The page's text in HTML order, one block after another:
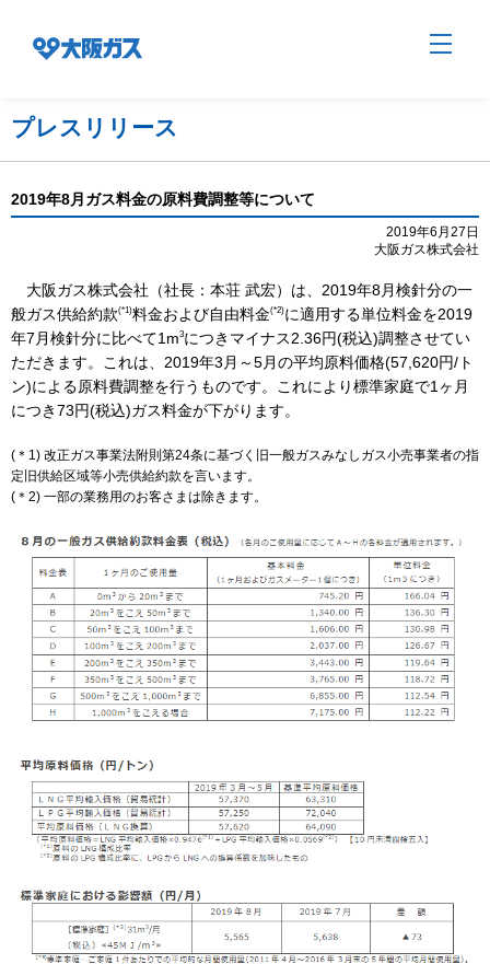
企業情報
業務用・産業用のお客さま
社会貢献
技術開発
サステナビリティ
IR情報
採用情報
プレスリリース
プレスリリース
2019年8月ガス料金の原料費調整等について
2019年6月27日
大阪ガス株式会社
大阪ガス株式会社（社長：本荘 武宏）は、2019年8月検針分の一
般ガス供給約款(*1)料金および自由料金(*2)に適用する単位料金を2019
年7月検針分に比べて1m3につきマイナス2.36円(税込)調整させてい
ただきます。これは、2019年3月～5月の平均原料価格(57,620円/ト
ン)による原料費調整を行うものです。これにより標準家庭で1ヶ月
につき73円(税込)ガス料金が下がります。
(＊1) 改正ガス事業法附則第24条に基づく旧一般ガスみなしガス小売事業者の指
定旧供給区域等小売供給約款を言います。
(＊2) 一部の業務用のお客さまは除きます。